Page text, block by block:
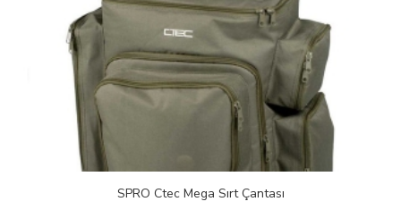
SPRO Ctec Mega Sırt Çantası